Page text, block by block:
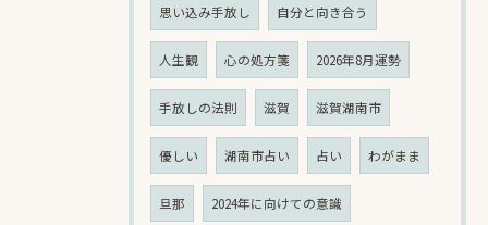
思い込み手放し 自分と向き合う
人生観 心の処方箋 2026年8月運勢
手放しの法則 滋賀 滋賀湖南市
優しい 湖南市占い 占い わがまま
旦那 2024年に向けての意識